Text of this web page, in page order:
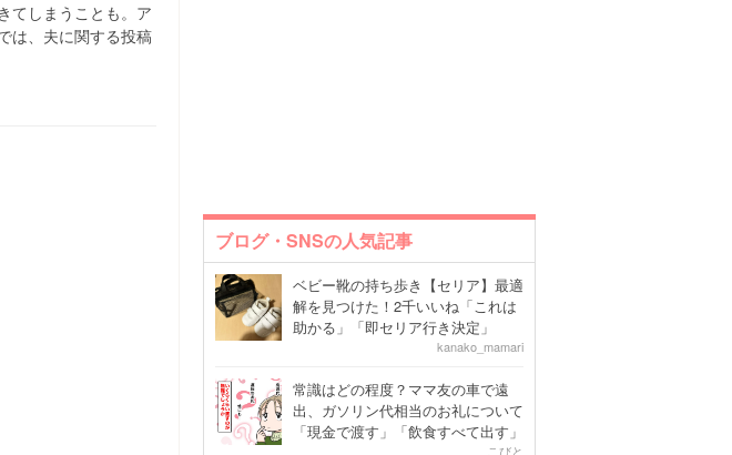
てしまうことも。ア
は、夫に関する投稿
ブログ・SNSの人気記事
ベビー靴の持ち歩き【セリア】最適
解を見つけた！2千いいね「これは
助かる」「即セリア行き決定」
kanako_mamari
常識はどの程度？ママ友の車で遠
出、ガソリン代相当のお礼について
「現金で渡す」「飲食すべて出す」
こびと